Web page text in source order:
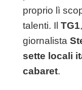
proprio lì
talenti. Il TG1
giornalista
sette locali
cabaret.